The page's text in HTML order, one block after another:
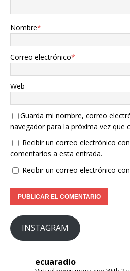
Nombre*
Correo electrónico*
Web
Guarda mi nombre, correo
navegador para la próxima vez que
Recibir un correo electrónico
comentarios a esta entrada.
Recibir un correo electrónico
INSTAGRAM
ecuaradio